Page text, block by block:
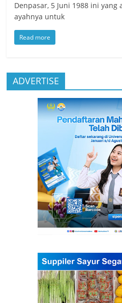
Denpasar, 5 Juni 1988 ini
ayahnya untuk
Read more
ADVERTISE